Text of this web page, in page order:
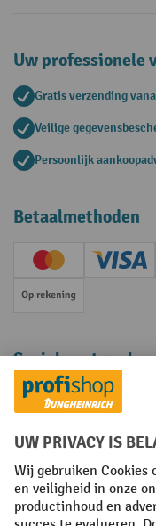
Uw professionele
Gratis verzending
Veilige
Persoonlijk
Betaalmethoden
Creditcard
Op rekening
Sociale netwerken
Facebook
YouTube
LinkedInInstagram
Algemene